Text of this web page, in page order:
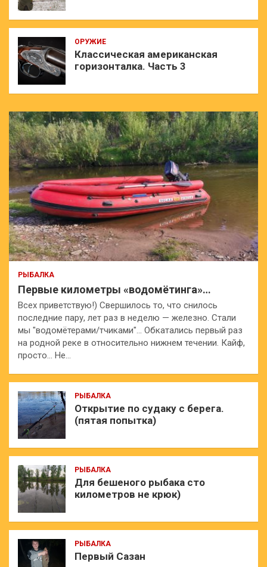
ОРУЖИЕ
Классическая американская
горизонталка. Часть 3
РЫБАЛКА
Первые километры «водомётинга»…
Всех приветствую!) Свершилось то, что снилось
последние пару, лет раз в неделю — железно. Стали
мы "водомётерами/тчиками"… Обкатались первый раз
на родной реке в относительно нижнем течении. Кайф,
просто… Не…
РЫБАЛКА
Открытие по судаку с берега.
(пятая попытка)
РЫБАЛКА
Для бешеного рыбака сто
километров не крюк)
РЫБАЛКА
Первый Сазан